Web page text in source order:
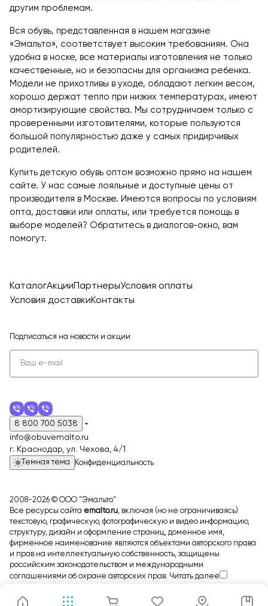
другим проблемам.
Вся обувь, представленная в нашем магазине
«Эмальто», соответствует высоким требованиям. Она
удобна в носке, все материалы изготовления не только
качественные, но и безопасны для организма ребенка.
Модели не прихотливы в уходе, обладают легким весом,
хорошо держат тепло при низких температурах, имеют
амортизирующие свойства. Мы сотрудничаем только с
проверенными изготовителями, которые пользуются
большой популярностью даже у самых придирчивых
родителей.
Купить детскую обувь оптом возможно прямо на нашем
сайте. У нас самые лояльные и доступные цены от
производителя в Москве. Имеются вопросы по условиям
опта, доставки или оплаты, или требуется помощь в
выборе моделей? Обратитесь в диалогов-окно, вам
помогут.
КаталогАкции ПартнерыУсловия оплаты
Условия доставкиКонтакты
Подписаться на новости и акции
8 800 700 5038
info@obuvemalto.ru
г. Краснодар, ул. Чехова, 4/1
Темная тема Конфиденциальность
2008-2026 © ООО "Эмальто"
Все ресурсы сайта emalto.ru, включая (но не ограничиваясь)
текстовую, графическую, фотографическую и видео информацию,
структуру, дизайн и оформление страниц, доменное имя,
фирменное наименование являются объектами авторского права
и прав на интеллектуальную собственность, защищены
российским законодательством и международными
соглашениями об охране авторских прав. Читать далее